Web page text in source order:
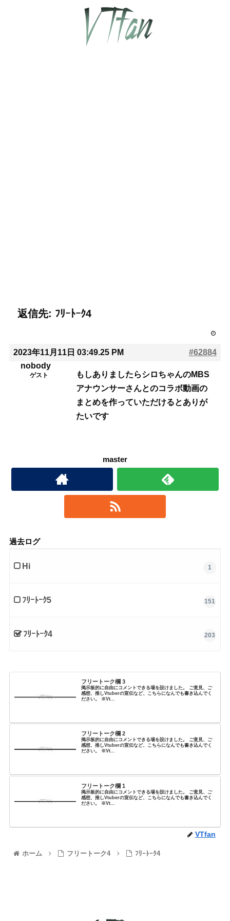
返信先: ﾌﾘｰﾄｰｸ4
2023年11月11日 03:49.25 PM
#62884
nobody
ゲスト
もしありましたらシロちゃんのMBS
アナウンサーさんとのコラボ動画の
まとめを作っていただけるとありが
たいです
master
過去ログ
Hi 1
ﾌﾘｰﾄｰｸ5 151
ﾌﾘｰﾄｰｸ4 203
フリートーク欄 3
掲示板的に自由にコメントできる場を設けました。 ご意見、ご
感想、推しVtuberの宣伝など、こちらになんでも書き込んでく
ださい。 ※Vt...
フリートーク欄 2
掲示板的に自由にコメントできる場を設けました。 ご意見、ご
感想、推しVtuberの宣伝など、こちらになんでも書き込んでく
ださい。 ※Vt...
フリートーク欄 1
掲示板的に自由にコメントできる場を設けました。 ご意見、ご
感想、推しVtuberの宣伝など、こちらになんでも書き込んでく
ださい。 ※Vt...
VTfan
ホーム フリートーク4 ﾌﾘｰﾄｰｸ4